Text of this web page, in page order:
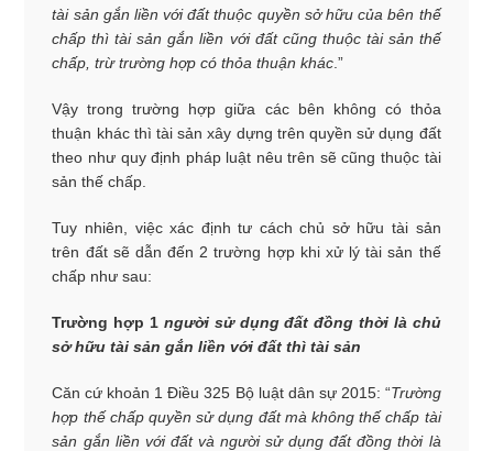
tài sản gắn liền với đất thuộc quyền sở hữu của bên thế
chấp thì tài sản gắn liền với đất cũng thuộc tài sản thế
chấp, trừ trường hợp có thỏa thuận khác .”
Vậy trong trường hợp giữa các bên không có thỏa
thuận khác thì tài sản xây dựng trên quyền sử dụng đất
theo như quy định pháp luật nêu trên sẽ cũng thuộc tài
sản thế chấp.
Tuy nhiên, việc xác định tư cách chủ sở hữu tài sản
trên đất sẽ dẫn đến 2 trường hợp khi xử lý tài sản thế
chấp như sau:
Trường hợp 1 người sử dụng đất đồng thời là chủ
sở hữu tài sản gắn liền với đất thì tài sản
Căn cứ khoản 1 Điều 325 Bộ luật dân sự 2015: “Trường
hợp thế chấp quyền sử dụng đất mà không thế chấp tài
sản gắn liền với đất và người sử dụng đất đồng thời là